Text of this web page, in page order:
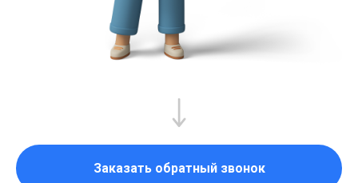
Заказать обратный звонок